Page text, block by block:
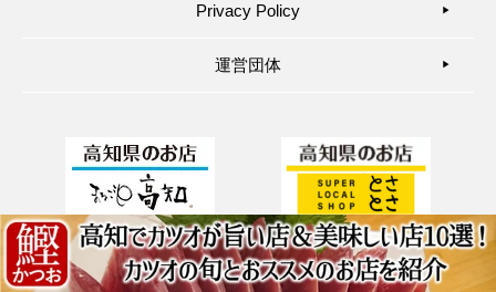
Privacy Policy ▶︎
運営団体 ▶︎